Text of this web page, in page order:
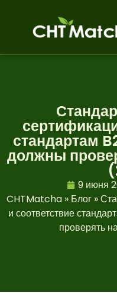
стандартам
должны
9 июня
CHTMatcha » Блог »
и соответствие
проверять